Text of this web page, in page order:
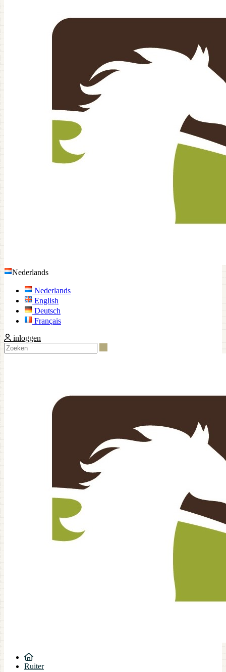
Nederlands
Nederlands
English
Deutsch
Français
inloggen
Ruiter